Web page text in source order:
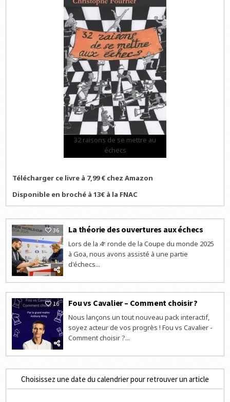
32 raisons de se mettre au
échecs
Télécharger ce livre à 7,99 € chez Amazon
Disponible en broché à 13€ à la FNAC
36 La théorie des ouvertures aux échecs
Lors de la 4ᵉ ronde de la Coupe du monde 2025
à Goa, nous avons assisté à une partie
d'échecs...
16 Fou vs Cavalier – Comment choisir ?
Nous lançons un tout nouveau pack interactif,
soyez acteur de vos progrès ! Fou vs Cavalier -
Comment choisir ?...
Choisissez une date du calendrier pour retrouver un article